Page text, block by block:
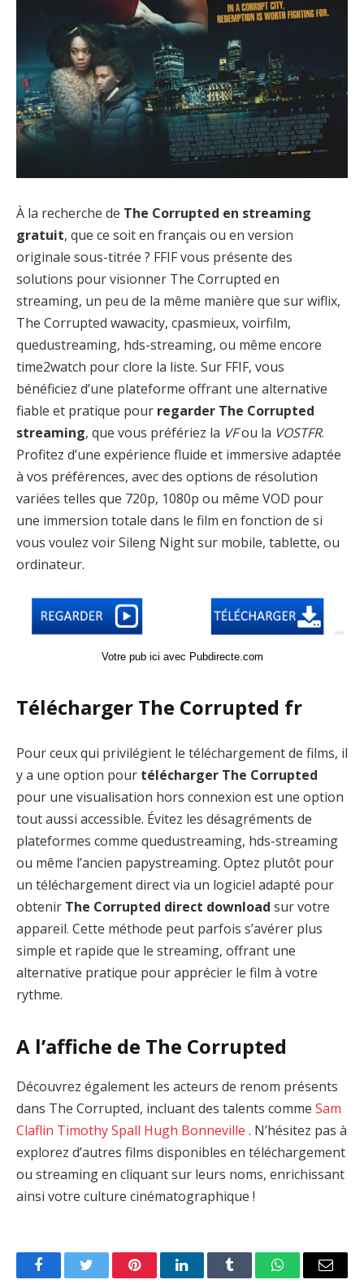
À la recherche de The Corrupted en streaming
gratuit, que ce soit en français ou en version
originale sous-titrée ? FFIF vous présente des
solutions pour visionner The Corrupted en
streaming, un peu de la même manière que sur wiflix,
The Corrupted wawacity, cpasmieux, voirfilm,
quedustreaming, hds-streaming, ou même encore
time2watch pour clore la liste. Sur FFIF, vous
bénéficiez d’une plateforme offrant une alternative
fiable et pratique pour regarder The Corrupted
streaming, que vous préfériez la VFou la VOSTFR.
Profitez d’une expérience fluide et immersive adaptée
à vos préférences, avec des options de résolution
variées telles que 720p, 1080p ou même VOD pour
une immersion totale dans le film en fonction de si
vous voulez voir Sileng Night sur mobile, tablette, ou
ordinateur.
Votre pub ici avec Pubdirecte.com
Télécharger The Corrupted fr
Pour ceux qui privilégient le téléchargement de films, il
y a une option pour télécharger The Corrupted
pour une visualisation hors connexion est une option
tout aussi accessible. Évitez les désagréments de
plateformes comme quedustreaming, hds-streaming
ou même l’ancien papystreaming. Optez plutôt pour
un téléchargement direct via un logiciel adapté pour
obtenir The Corrupted direct download sur votre
appareil. Cette méthode peut parfois s’avérer plus
simple et rapide que le streaming, offrant une
alternative pratique pour apprécier le film à votre
rythme.
A l’affiche de The Corrupted
Découvrez également les acteurs de renom présents
dans The Corrupted, incluant des talents comme Sam
Claflin Timothy Spall Hugh Bonneville . N’hésitez pas à
explorez d’autres films disponibles en téléchargement
ou streaming en cliquant sur leurs noms, enrichissant
ainsi votre culture cinématographique !
FacebookTwitter PinterestLinkedInTumblr WhatsAppEmail